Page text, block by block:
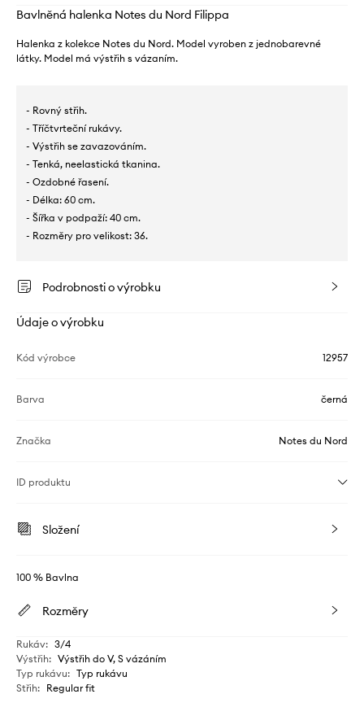
Bavlněná halenka Notes du Nord Filippa
Halenka z kolekce Notes du Nord. Model vyroben z jednobarevné
látky. Model má výstřih s vázaním.
- Rovný střih.
- Tříčtvrteční rukávy.
- Výstřih se zavazováním.
- Tenká, neelastická tkanina.
- Ozdobné řasení.
- Délka: 60 cm.
- Šířka v podpaží: 40 cm.
- Rozměry pro velikost: 36.
Podrobnosti o výrobku
Údaje o výrobku
Kód výrobce 12957
Barva černá
Značka Notes du Nord
ID produktu
Složení
100 % Bavlna
Rozměry
Rukáv: 3/4
Výstřih: Výstřih do V, S vázáním
Typ rukávu: Typ rukávu
Střih: Regular fit